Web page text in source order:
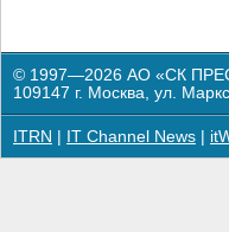
© 1997—2026 АО «СК
109147 г. Москва, ул.
ITRN IT Channel News